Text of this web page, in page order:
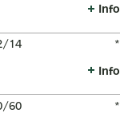
Info
14 *
Info
60 *